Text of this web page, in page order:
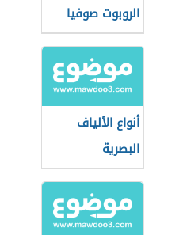
الروبوت صوفيا
أنواع الألياف
البصرية
واستخدامات كل
نوع منها